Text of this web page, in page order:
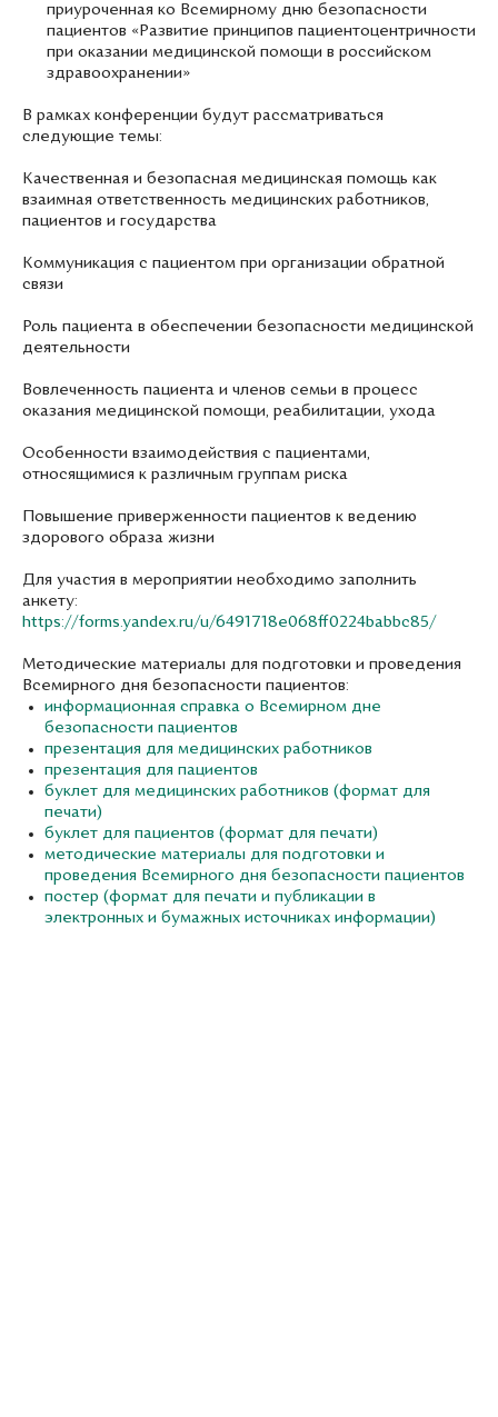
приуроченная ко Всемирному дню безопасности
пациентов «Развитие принципов пациентоцентричности
при оказании медицинской помощи в российском
здравоохранении»
В рамках конференции будут рассматриваться
следующие темы:
Качественная и безопасная медицинская помощь как
взаимная ответственность медицинских работников,
пациентов и государства
Коммуникация с пациентом при организации обратной
связи
Роль пациента в обеспечении безопасности медицинской
деятельности
Вовлеченность пациента и членов семьи в процесс
оказания медицинской помощи, реабилитации, ухода
Особенности взаимодействия с пациентами,
относящимися к различным группам риска
Повышение приверженности пациентов к ведению
здорового образа жизни
Для участия в мероприятии необходимо заполнить
анкету:
https://forms.yandex.ru/u/6491718e068ff0224babbc85/
Методические материалы для подготовки и проведения
Всемирного дня безопасности пациентов:
информационная справка о Всемирном дне
безопасности пациентов
презентация для медицинских работников
презентация для пациентов
буклет для медицинских работников (формат для
печати)
буклет для пациентов (формат для печати)
методические материалы для подготовки и
проведения Всемирного дня безопасности пациентов
постер (формат для печати и публикации в
электронных и бумажных источниках информации)